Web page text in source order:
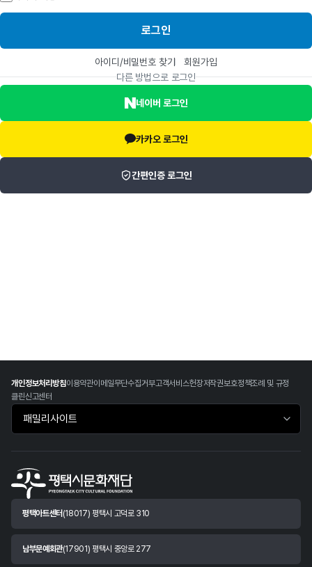
로그인
아이디/비밀번호 찾기
회원가입
다른 방법으로 로그인
네이버 로그인
카카오 로그인
간편인증 로그인
개인정보처리방침이용약관이메일무단수집거부고객서비스헌장저작권보호정책조례 및 규정
클린신고센터
패밀리사이트 바로가기
평택아트센터 (18017) 평택시 고덕로 310
남부문예회관(17901) 평택시 중앙로 277